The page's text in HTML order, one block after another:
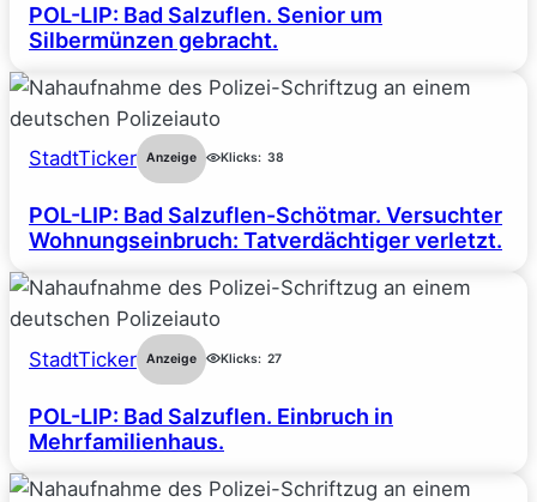
POL-LIP: Bad Salzuflen. Senior um
Silbermünzen gebracht.
StadtTicker Anzeige Klicks: 38
POL-LIP: Bad Salzuflen-Schötmar. Versuchter
Wohnungseinbruch: Tatverdächtiger verletzt.
StadtTicker Anzeige Klicks: 27
POL-LIP: Bad Salzuflen. Einbruch in
Mehrfamilienhaus.